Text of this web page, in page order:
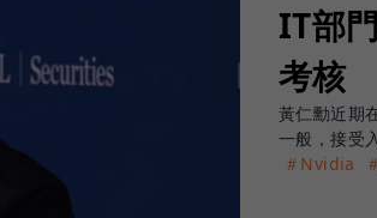
IT部
考核
黃仁勳近期
一般，接受
＃Nvidia